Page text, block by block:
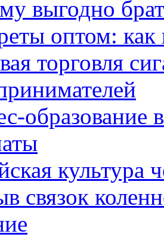
выгодно
оптом: как
торговля
образование
культура
связок